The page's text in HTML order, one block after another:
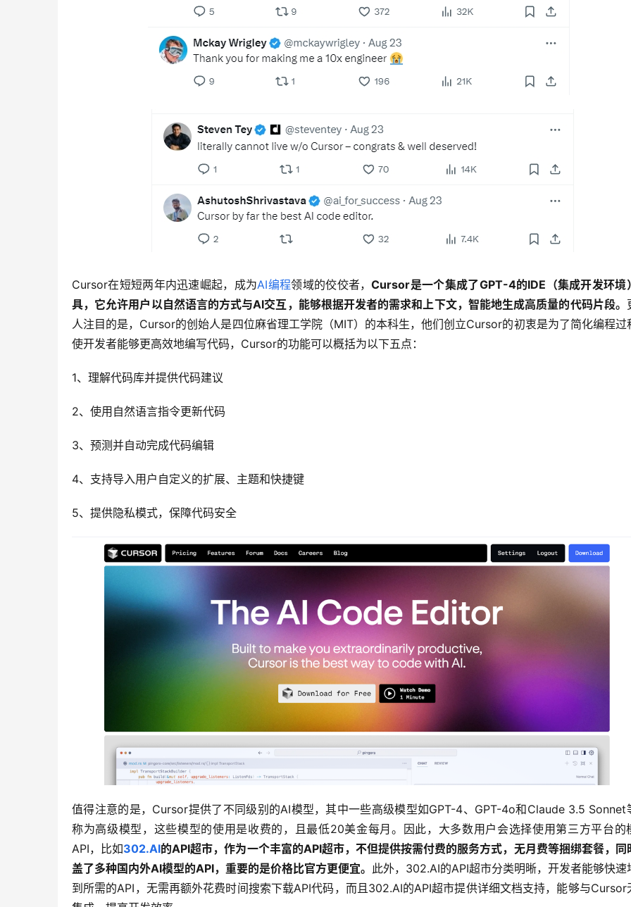
Cursor在短短两年内迅速崛起，成为AI编程领域的佼佼者，Cursor是一个集成了GPT-4的IDE（集成开发环境
具，它允许用户以自然语言的方式与AI交互，能够根据开发者的需求和上下文，智能地生成高质量的代码片段。
人注目的是，Cursor的创始人是四位麻省理工学院（MIT）的本科生，他们创立Cursor的初衷是为了简化编程过
使开发者能够更高效地编写代码，Cursor的功能可以概括为以下五点：
1、理解代码库并提供代码建议
2、使用自然语言指令更新代码
3、预测并自动完成代码编辑
4、支持导入用户自定义的扩展、主题和快捷键
5、提供隐私模式，保障代码安全
值得注意的是，Cursor提供了不同级别的AI模型，其中一些高级模型如GPT-4、GPT-4o和Claude 3.5 Sonnet
称为高级模型，这些模型的使用是收费的，且最低20美金每月。因此，大多数用户会选择使用第三方平台的
API，比如302.AI的API超市，作为一个丰富的API超市，不但提供按需付费的服务方式，无月费等捆绑套餐，同
盖了多种国内外AI模型的API，重要的是价格比官方更便宜。 此外，302.AI的API超市分类明晰，开发者能够快速
到所需的API，无需再额外花费时间搜索下载API代码，而且302.AI的API超市提供详细文档支持，能够与Cursor